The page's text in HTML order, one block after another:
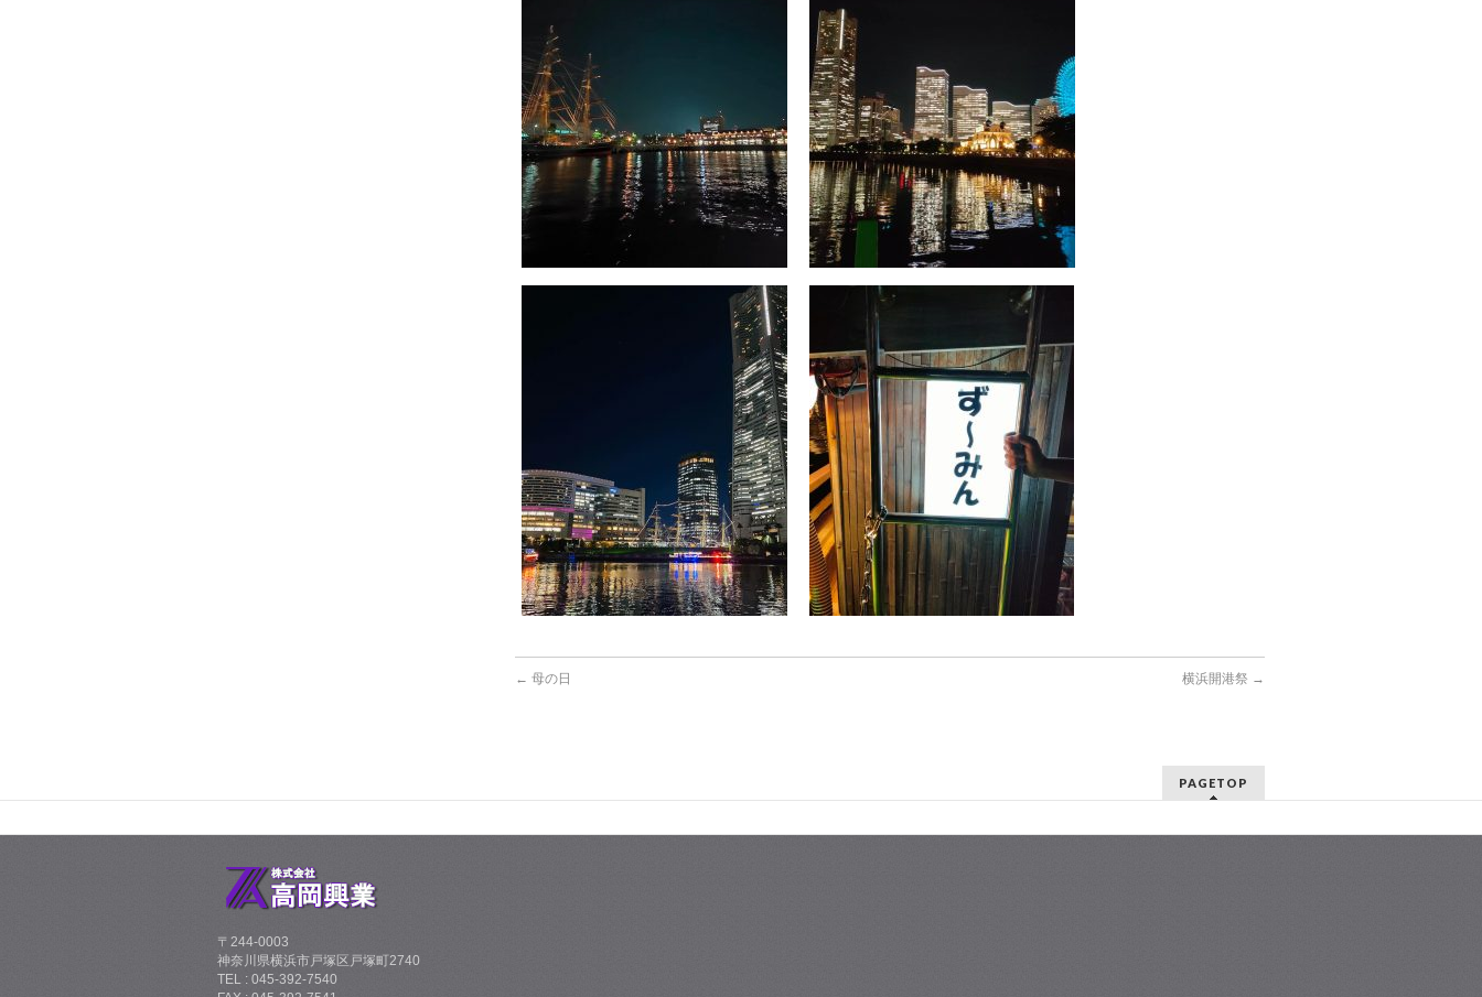
← 母の日 横浜開港祭 →
PAGETOP
〒244-0003
神奈川県横浜市戸塚区戸塚町2740
TEL : 045-392-7540